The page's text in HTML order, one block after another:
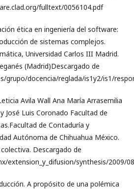
fulltext/0056104.pdf
ética en ingeniería del software:
de sistemas complejos.
Universidad Carlos III Madrid.
(Madrid)Descargado de
grupo/docencia/reglada/is1y2/is1/
Avila Wall Ana María Arrasemilia
José Luis Coronado Facultad de
de Contaduría y
Autónoma de Chihuahua México.
Descargado de
extension_y_difusion/synthesis/2009/
A propósito de una polémica